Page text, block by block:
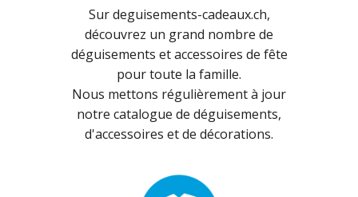
Sur deguisements-cadeaux.ch,
découvrez un grand nombre de
déguisements et accessoires de fête
pour toute la famille.
Nous mettons régulièrement à jour
notre catalogue de déguisements,
d'accessoires et de décorations.